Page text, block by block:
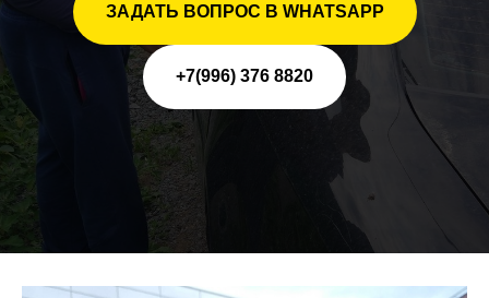
ЗАДАТЬ ВОПРОС В WHATSAPP
+7(996) 376 8820​